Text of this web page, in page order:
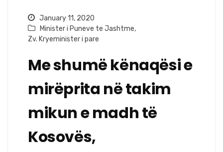
January 11, 2020
Minister i Puneve te Jashtme,
Zv. Kryeminister i pare
Me shumë kënaqësi e
mirëprita në takim
mikun e madh të
Kosovës,